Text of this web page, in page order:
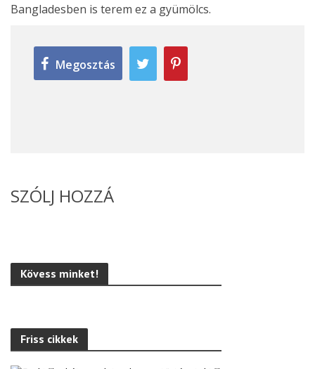
Bangladesben is terem ez a gyümölcs.
Megosztás
SZÓLJ HOZZÁ
Kövess minket!
Friss cikkek